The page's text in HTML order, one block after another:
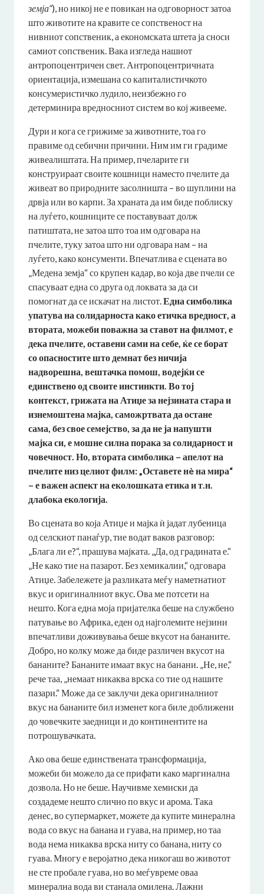
земја“), но никој не е повикан на одговорност затоа
што животите на кравите се сопственост на
нивниот сопственик, а економската штета ја сноси
самиот сопственик. Вака изгледа нашиот
антропоцентричен свет. Антропоцентричната
ориентација, измешана со капиталистичкото
консумеристичко лудило, неизбежно го
детерминира вредносниот систем во кој живееме.
Дури и кога се грижиме за животните, тоа го
правиме од себични причини. Ним им ги градиме
живеалиштата. На пример, пчеларите ги
конструираат своите кошници наместо пчелите да
живеат во природните засолништа – во шуплини на
дрвја или во карпи. За храната да им биде поблиску
на луѓето, кошниците се поставуваат долж
патиштата, не затоа што тоа им одговара на
пчелите, туку затоа што ни одговара нам – на
луѓето, како консументи. Впечатлива е сцената во
„Медена земја“ со крупен кадар, во која две пчели се
спасуваат една со друга од локвата за да си
помогнат да се искачат на листот. Една симболика
упатува на солидарноста како етичка вредност, а
втората, можеби поважна за ставот на филмот, е
дека пчелите, оставени сами на себе, ќе се борат
со опасностите што демнат без ничија
надворешна, вештачка помош, водејќи се
единствено од своите инстинкти. Во тој
контекст, грижата на Атиџе за нејзината стара и
изнемоштена мајка, саможртвата да остане
сама, без свое семејство, за да не ја напушти
мајка си, е мошне силна порака за солидарност и
човечност. Но, втората симболика – апелот на
пчелите низ целиот филм: „Оставете нè на мира“
– е важен аспект на еколошката етика и т.н.
длабока екологија.
Во сцената во која Атиџе и мајка ѝ јадат лубеница
од селскиот панаѓур, тие водат ваков разговор:
„Блага ли е?“, прашува мајката. „Да, од градината е.“
„Не како тие на пазарот. Без хемикалии,“ одговара
Атиџе. Забележете ја разликата меѓу наметнатиот
вкус и оригиналниот вкус. Ова ме потсети на
нешто. Кога една моја пријателка беше на службено
патување во Африка, еден од најголемите нејзини
впечатливи доживувања беше вкусот на бананите.
Добро, но колку може да биде различен вкусот на
бананите? Бананите имаат вкус на банани. „Не, не,“
рече таа, „немаат никаква врска со тие од нашите
пазари.“ Може да се заклучи дека оригиналниот
вкус на бананите бил изменет кога биле доближени
до човечките заедници и до континентите на
потрошувачката.
Ако ова беше единствената трансформација,
можеби би можело да се прифати како маргинална
дозвола. Но не беше. Научивме хемиски да
создадеме нешто слично по вкус и арома. Така
денес, во супермаркет, можете да купите минерална
вода со вкус на банана и гуава, на пример, но таа
вода нема никаква врска ниту со банана, ниту со
гуава. Многу е веројатно дека никогаш во животот
не сте пробале гуава, но во меѓувреме оваа
минерална вода ви станала омилена. Лажни